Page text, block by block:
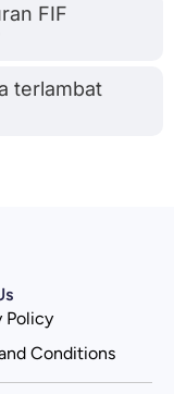
FIF
terlambat
Policy
Conditions